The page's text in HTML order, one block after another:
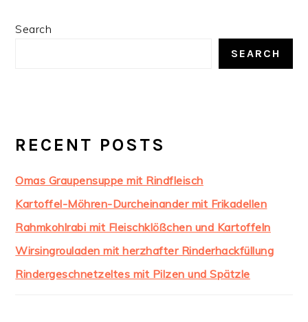
PRIMARY
Search
SEARCH
RECENT POSTS
Omas Graupensuppe mit Rindfleisch
Kartoffel-Möhren-Durcheinander mit Frikadellen
Rahmkohlrabi mit Fleischklößchen und Kartoffeln
Wirsingrouladen mit herzhafter Rinderhackfüllung
Rindergeschnetzeltes mit Pilzen und Spätzle